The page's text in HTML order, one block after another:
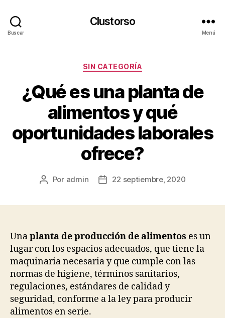
Buscar
Clustorso
Menú
Categorías
SIN CATEGORÍA
¿Qué es una planta de
alimentos y qué
oportunidades laborales
ofrece?
Autor
Por admin
Fecha22 septiembre, 2020
Unaplanta de producción de alimentos es un
lugar con los espacios adecuados, que tiene la
maquinaria necesaria y que cumple con las
normas de higiene, términos sanitarios,
regulaciones, estándares de calidad y
seguridad, conforme a la ley para producir
alimentos en serie.